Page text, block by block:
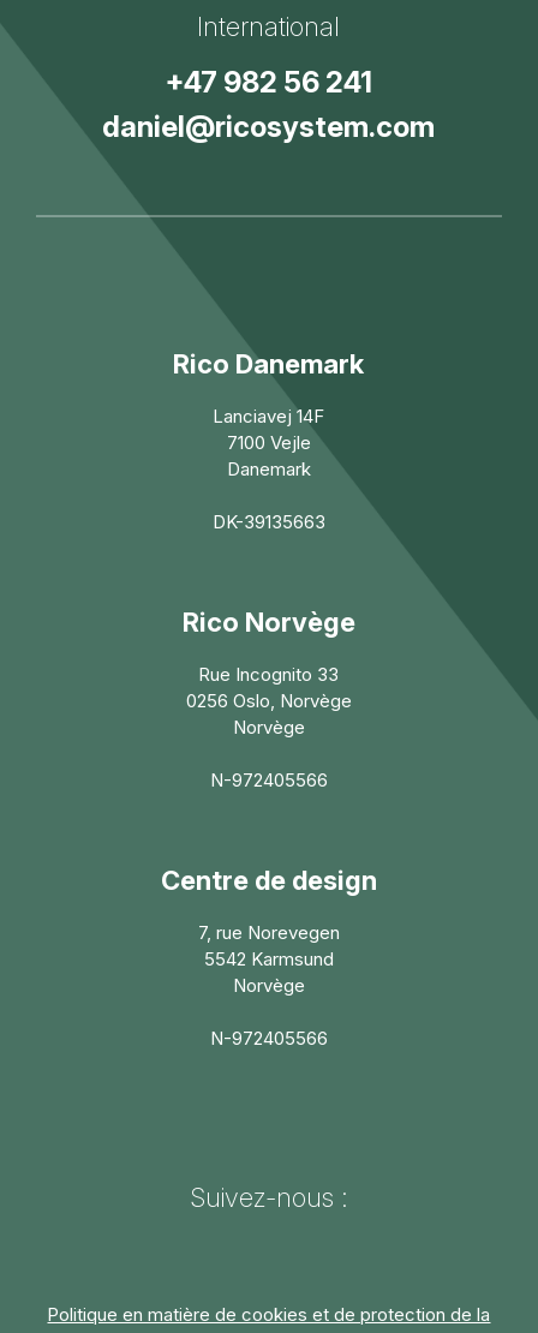
International
+47 982 56 241
daniel@ricosystem.com
Rico Danemark
Lanciavej 14F
7100 Vejle
Danemark
DK-39135663
Rico Norvège
Rue Incognito 33
0256 Oslo, Norvège
Norvège
N-972405566
Centre de design
7, rue Norevegen
5542 Karmsund
Norvège
N-972405566
Suivez-nous :
Politique en matière de cookies et de protection de la